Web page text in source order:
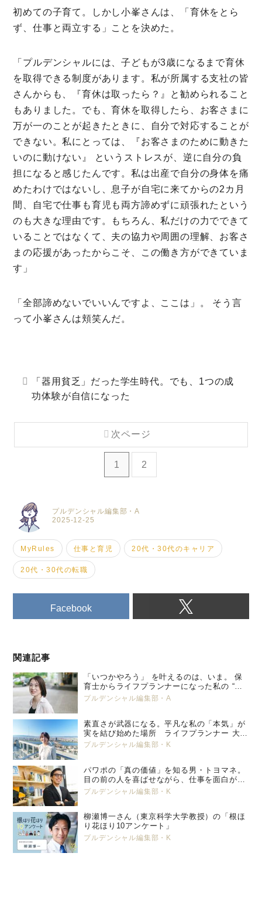
初めての子育て。しかし小峯さんは、「育休をとら
ず、仕事と両立する」ことを決めた。
「プルデンシャルには、子どもが3歳になるまで育休
を取得できる制度があります。私が所属する支社の皆
さんからも、『育休は取ったら？』と勧められること
もありました。でも、育休を取得したら、お客さまに
万が一のことが起きたときに、自分で対応することが
できない。私にとっては、『お客さまのために動きた
いのに動けない』 というストレスが、逆に自分の負
担になると感じたんです。私は出産で自分の身体を痛
めたわけではないし、息子が自宅に来てからの2カ月
間、自宅で仕事も育児も両方諦めずに頑張れたという
のも大きな理由です。もちろん、私だけの力でできて
いることではなくて、夫の協力や周囲の理解、お客さ
まの応援があったからこそ、この働き方ができていま
す」
「全部諦めないでいいんですよ、ここは」。 そう言
って小峯さんは頬笑んだ。
「器用貧乏」だった学生時代。でも、1つの成
功体験が自信になった
1 2
次ページ
2025-12-25
プルデンシャル編集部・A
MyRules 仕事と育児 20代・30代のキャリア
20代・30代の転職
Facebook
関連記事
「いつかやろう」 を叶えるのは、いま。 保
育士からライフプランナーになった私の “特
別養子縁組” という選択。 プルデンシャル
プルデンシャル編集部・A
素直さが武器になる。平凡な私の「本気」が
実を結び始めた場所 ライフプランナー 大塚
美那
プルデンシャル編集部・K
パワポの「真の価値」を知る男・トヨマネ。
目の前の人を喜ばせながら、仕事を面白がっ
ていく
プルデンシャル編集部・K
柳瀬博一さん（東京科学大学教授）の「根ほ
り花ほり10アンケート」
プルデンシャル編集部・K